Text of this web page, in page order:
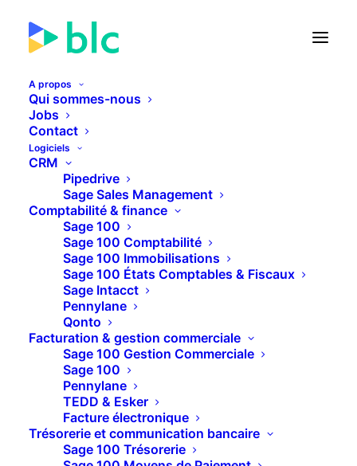
A propos
Qui sommes-nous
Jobs
Contact
Logiciels
CRM
Pipedrive
Sage Sales Management
Comptabilité & finance
Sage 100
Sage 100 Comptabilité
Sage 100 Immobilisations
Sage 100 États Comptables & Fiscaux
Sage Intacct
Pennylane
Qonto
Facturation & gestion commerciale
Sage 100 Gestion Commerciale
Sage 100
Pennylane
TEDD & Esker
Facture électronique
Trésorerie et communication bancaire
Sage 100 Trésorerie
🚀 Lancement de la Facture
22JOURS16HEURES29
PLUS D'INFOS
Relances clients sur
Sage : pensez à inclure
les avoirs non échus !